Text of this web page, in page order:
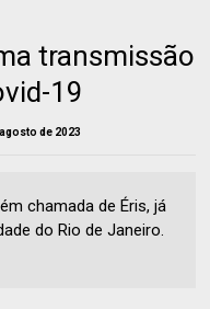
transmissão
19
de 2023
chamada de Éris, já
do Rio de Janeiro.